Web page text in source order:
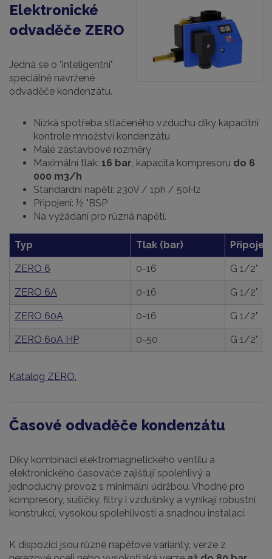
Elektronické
odvaděče ZERO
Jedná se o "inteligentní"
speciálně navržené
odvaděče kondenzátu.
Nízká spotřeba stlačeného vzduchu díky kapacitní
kontrole množství kondenzátu
Malé zástavbové rozměry
Maximální tlak: 16 bar, kapacita kompresoru do 6
000 m3/h
Standardní napětí: 230V / 1ph / 50Hz
Připojení: ½ "BSP
Na vyžádání pro různá napětí.
Typ Tlak (bar)
ZERO 6 0-16 G 1/2"
ZERO 6A 0-16 G 1/2"
ZERO 60A 0-16 G 1/2"
ZERO 60A HP 0-50 G 1/2"
Katalog ZERO.
Časové odvaděče kondenzátu
Díky kombinaci elektromagnetického ventilu a
elektronického časovače zajišťují spolehlivý a
jednoduchý provoz s minimální údržbou. Vhodné pro
kompresory, sušičky, filtry i vzdušníky a vynikají robustní
konstrukcí, vysokou spolehlivostí a snadnou instalací.
K dispozici jsou různé napěťové varianty, verze z